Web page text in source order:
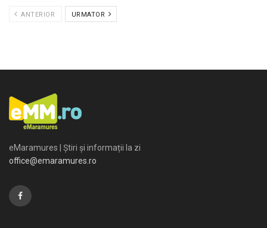
ANTERIOR URMATOR
eMaramures | Știri și informații la zi
office@emaramures.ro